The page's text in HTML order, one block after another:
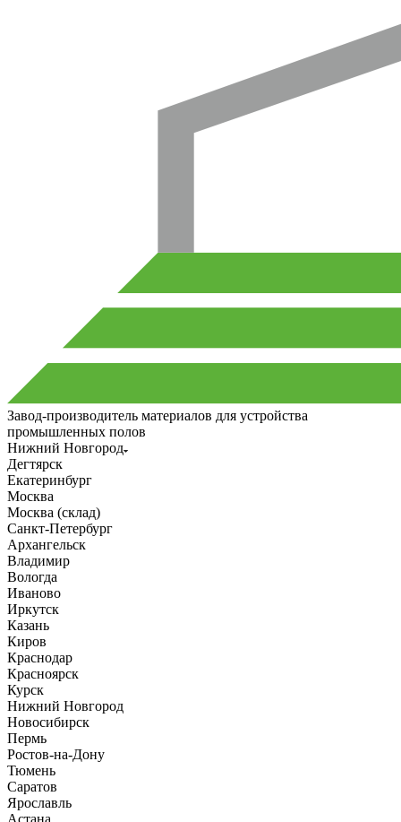
Завод-производитель материалов для устройства
промышленных полов
Нижний Новгород
Дегтярск
Екатеринбург
Москва
Москва (склад)
Санкт-Петербург
Архангельск
Владимир
Вологда
Иваново
Иркутск
Казань
Киров
Краснодар
Красноярск
Курск
Нижний Новгород
Новосибирск
Пермь
Ростов-на-Дону
Тюмень
Саратов
Ярославль
Астана